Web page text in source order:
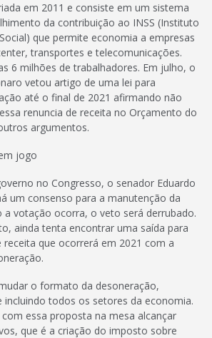
em 2011 e consiste em um sistema
da contribuição ao INSS (Instituto
que permite economia a empresas
transportes e telecomunicações.
6 milhões de trabalhadores. Em julho, o
vetou artigo de uma lei para
até o final de 2021 afirmando não
renuncia de receita no Orçamento do
argumentos.
jogo
no Congresso, o senador Eduardo
um consenso para a manutenção da
a votação ocorra, o veto será derrubado.
ainda tenta encontrar uma saída para
receita que ocorrerá em 2021 com a
o formato da desoneração,
incluindo todos os setores da economia.
essa proposta na mesa alcançar
que é a criação do imposto sobre